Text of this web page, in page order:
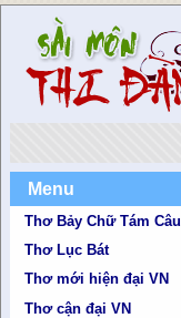
Menu
Thơ Bảy Chữ Tám Câu
Thơ Lục Bát
Thơ mới hiện đại VN
Thơ cận đại VN